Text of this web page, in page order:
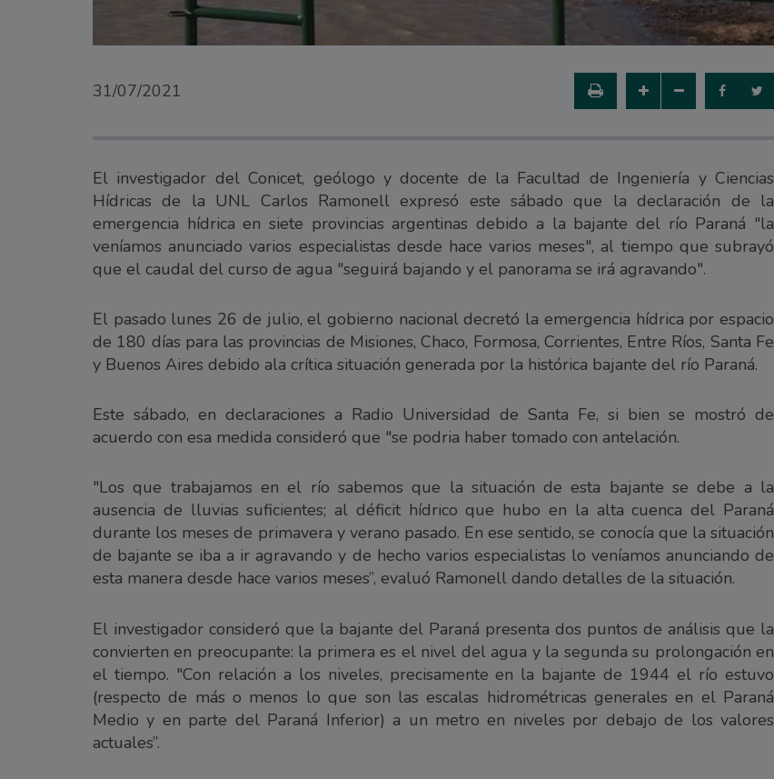
31/07/2021
El investigador del Conicet, geólogo y docente de la Facultad de Ingeniería y Ciencias
Hídricas de la UNL Carlos Ramonell expresó este sábado que la declaración de la
emergencia hídrica en siete provincias argentinas debido a la bajante del río Paraná "la
veníamos anunciado varios especialistas desde hace varios meses", al tiempo que subrayó
que el caudal del curso de agua "seguirá bajando y el panorama se irá agravando".
El pasado lunes 26 de julio, el gobierno nacional decretó la emergencia hídrica por espacio
de 180 días para las provincias de Misiones, Chaco, Formosa, Corrientes, Entre Ríos, Santa Fe
y Buenos Aires debido ala crítica situación generada por la histórica bajante del río Paraná.
Este sábado, en declaraciones a Radio Universidad de Santa Fe, si bien se mostró de
acuerdo con esa medida consideró que "se podria haber tomado con antelación.
"Los que trabajamos en el río sabemos que la situación de esta bajante se debe a la
ausencia de lluvias suficientes; al déficit hídrico que hubo en la alta cuenca del Paraná
durante los meses de primavera y verano pasado. En ese sentido, se conocía que la situación
de bajante se iba a ir agravando y de hecho varios especialistas lo veníamos anunciando de
esta manera desde hace varios meses”, evaluó Ramonell dando detalles de la situación.
El investigador consideró que la bajante del Paraná presenta dos puntos de análisis que la
convierten en preocupante: la primera es el nivel del agua y la segunda su prolongación en
el tiempo. "Con relación a los niveles, precisamente en la bajante de 1944 el río estuvo
(respecto de más o menos lo que son las escalas hidrométricas generales en el Paraná
Medio y en parte del Paraná Inferior) a un metro en niveles por debajo de los valores
actuales”.